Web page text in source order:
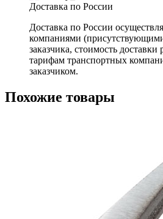
Доставка по России
Доставка по России
компаниями
заказчика, стоимость доставки
тарифам транспортных
заказчиком.
Похожие товары